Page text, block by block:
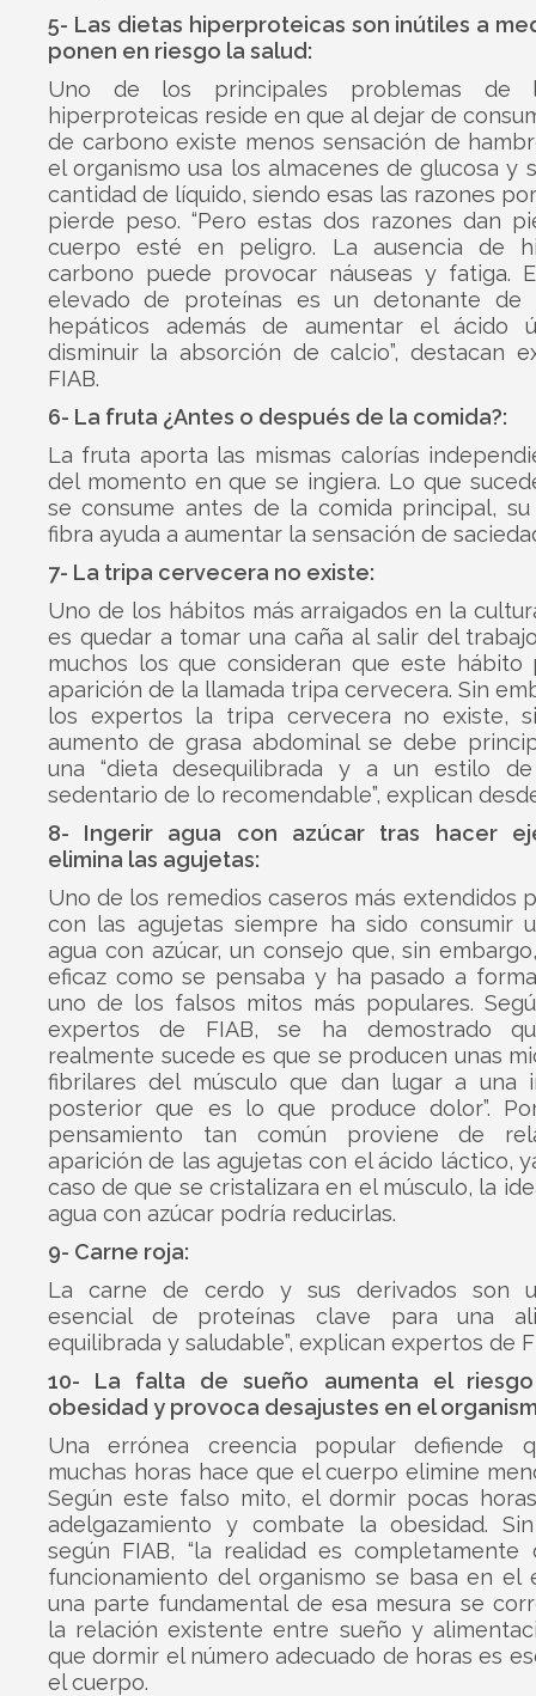
5- Las dietas hiperproteicas son inútiles a
ponen en riesgo la salud:
Uno de los principales problemas de
hiperproteicas reside en que al dejar de
de carbono existe menos sensación de
el organismo usa los almacenes de glucosa y
cantidad de líquido, siendo esas las razones
pierde peso. “Pero estas dos razones dan
cuerpo esté en peligro. La ausencia de
carbono puede provocar náuseas y fatiga.
elevado de proteínas es un detonante de
hepáticos además de aumentar el ácido
disminuir la absorción de calcio”, destacan
FIAB.
6- La fruta ¿Antes o después de la comida?:
La fruta aporta las mismas calorías
del momento en que se ingiera. Lo que
se consume antes de la comida principal,
fibra ayuda a aumentar la sensación de
7- La tripa cervecera no existe:
Uno de los hábitos más arraigados en la
es quedar a tomar una caña al salir del
muchos los que consideran que este hábito
aparición de la llamada tripa cervecera. Sin
los expertos la tripa cervecera no existe,
aumento de grasa abdominal se debe
una “dieta desequilibrada y a un estilo
sedentario de lo recomendable”, explican
8- Ingerir agua con azúcar tras hacer
elimina las agujetas:
Uno de los remedios caseros más extendidos
con las agujetas siempre ha sido consumir
agua con azúcar, un consejo que, sin
eficaz como se pensaba y ha pasado a
uno de los falsos mitos más populares.
expertos de FIAB, se ha demostrado
realmente sucede es que se producen unas
fibrilares del músculo que dan lugar a una
posterior que es lo que produce dolor”.
pensamiento tan común proviene de
aparición de las agujetas con el ácido láctico,
caso de que se cristalizara en el músculo, la
agua con azúcar podría reducirlas.
9- Carne roja:
La carne de cerdo y sus derivados son
esencial de proteínas clave para una
equilibrada y saludable”, explican expertos de
10- La falta de sueño aumenta el
obesidad y provoca desajustes en el
Una errónea creencia popular defiende
muchas horas hace que el cuerpo elimine
Según este falso mito, el dormir pocas
adelgazamiento y combate la obesidad.
según FIAB, “la realidad es completamente
funcionamiento del organismo se basa en el
una parte fundamental de esa mesura se
la relación existente entre sueño y
que dormir el número adecuado de horas es
el cuerpo.